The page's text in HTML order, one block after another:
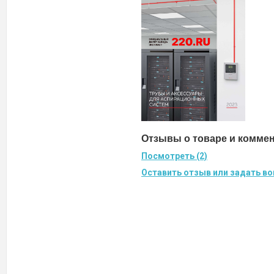
Отзывы о товаре и
Посмотреть (2)
Оставить отзыв или задать